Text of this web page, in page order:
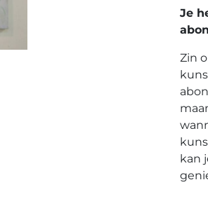
Je
Zin
kan